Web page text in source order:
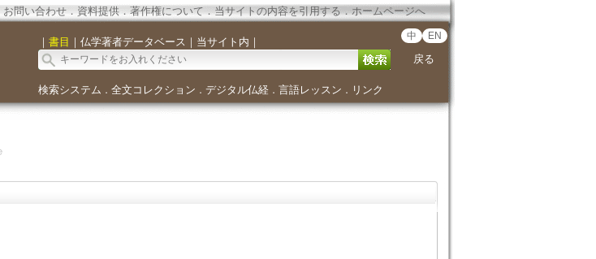
お問い合わせ． 資料提供．著作権について．当サイトの内容を引用する．ホームページへ
｜ 書目 ｜ 仏学著者データベース ｜ 当サイト内 ｜ 中 EN
戻る
検索システム ． 全文コレクション ． デジタル仏経． 言語レッスン ． リンク